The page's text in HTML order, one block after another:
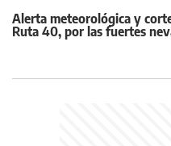
Alerta meteorológica y
Ruta 40, por las fuertes